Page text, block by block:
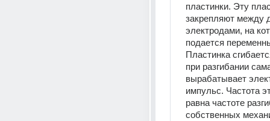
пластинки. Эту
закрепляют между
электродами, на
подается
Пластинка
при разгибании
вырабатывает
импульс. Частота
равна частоте
собственных